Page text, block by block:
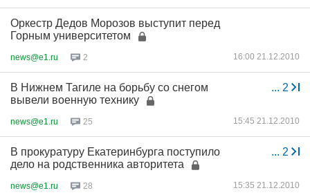
Оркестр Дедов Морозов выступит перед
Горным университетом
news@e1.ru 2 16:00 21.12.2010
... 2
В Нижнем Тагиле на борьбу со снегом
вывели военную технику
news@e1.ru 25 15:45 21.12.2010
... 2
В прокуратуру Екатеринбурга поступило
дело на родственника авторитета
news@e1.ru 28 15:35 21.12.2010